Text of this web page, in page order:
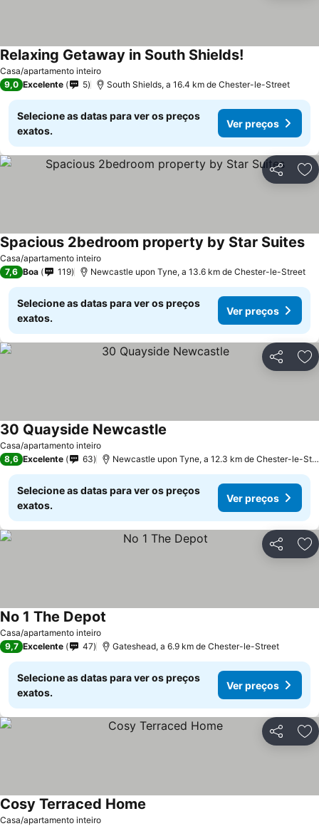
Casa/apartamento inteiro
Relaxing Getaway in South Shields!
9,0 Excelente 5 South Shields, a 16.4 km de Chester-le-Street
Selecione as datas para ver os preços
exatos.
Ver preços
Partilhar
Casa/apartamento inteiro
Spacious 2bedroom property by Star Suites
7,6 Boa 119 Newcastle upon Tyne, a 13.6 km de Chester-le-Street
Selecione as datas para ver os preços
exatos.
Ver preços
Partilhar
Casa/apartamento inteiro
30 Quayside Newcastle
8,6 Excelente 63 Newcastle upon Tyne, a 12.3 km de Chester-le-
Selecione as datas para ver os preços
exatos.
Ver preços
Partilhar
Casa/apartamento inteiro
No 1 The Depot
9,7 Excelente 47 Gateshead, a 6.9 km de Chester-le-Street
Selecione as datas para ver os preços
exatos.
Ver preços
Partilhar
Casa/apartamento inteiro
Cosy Terraced Home